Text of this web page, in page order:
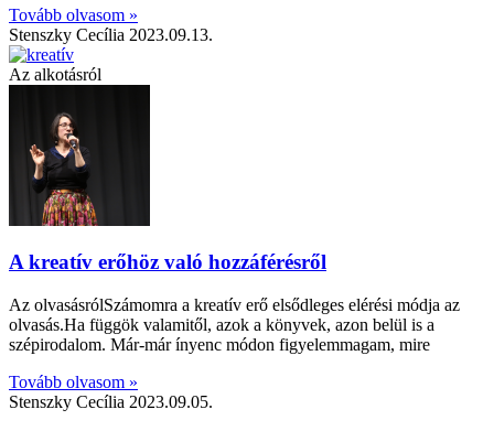
Tovább olvasom »
Stenszky Cecília 2023.09.13.
Az alkotásról
A kreatív erőhöz való hozzáférésről
Az olvasásrólSzámomra a kreatív erő elsődleges elérési módja az
olvasás.Ha függök valamitől, azok a könyvek, azon belül is a
szépirodalom. Már-már ínyenc módon figyelemmagam, mire
Tovább olvasom »
Stenszky Cecília 2023.09.05.